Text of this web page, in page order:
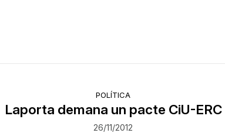
POLÍTICA
Laporta demana un pacte CiU-ERC
26/11/2012